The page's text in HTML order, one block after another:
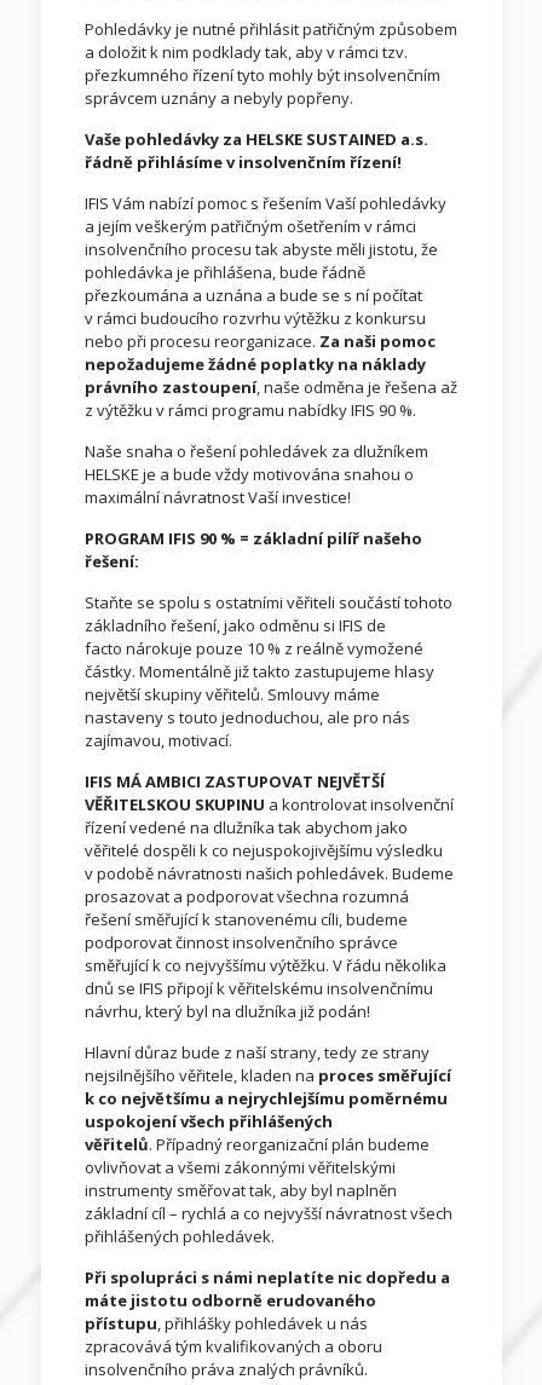
Pohledávky je nutné přihlásit patřičným způsobem
a doložit k nim podklady tak, aby v rámci tzv.
přezkumného řízení tyto mohly být insolvenčním
správcem uznány a nebyly popřeny.
Vaše pohledávky za HELSKE SUSTAINED a.s.
řádně přihlásíme v insolvenčním řízení!
IFIS Vám nabízí pomoc s řešením Vaší pohledávky
a jejím veškerým patřičným ošetřením v rámci
insolvenčního procesu tak abyste měli jistotu, že
pohledávka je přihlášena, bude řádně
přezkoumána a uznána a bude se s ní počítat
v rámci budoucího rozvrhu výtěžku z konkursu
nebo při procesu reorganizace. Za naši pomoc
nepožadujeme žádné poplatky na náklady
právního zastoupení, naše odměna je řešena až
z výtěžku v rámci programu nabídky IFIS 90 %.
Naše snaha o řešení pohledávek za dlužníkem
HELSKE je a bude vždy motivována snahou o
maximální návratnost Vaší investice!
PROGRAM IFIS 90 % = základní pilíř našeho
řešení:
Staňte se spolu s ostatními věřiteli součástí tohoto
základního řešení, jako odměnu si IFIS de
facto nárokuje pouze 10 % z reálně vymožené
částky. Momentálně již takto zastupujeme hlasy
největší skupiny věřitelů. Smlouvy máme
nastaveny s touto jednoduchou, ale pro nás
zajímavou, motivací.
IFIS MÁ AMBICI ZASTUPOVAT NEJVĚTŠÍ
VĚŘITELSKOU SKUPINU a kontrolovat insolvenční
řízení vedené na dlužníka tak abychom jako
věřitelé dospěli k co nejuspokojivějšímu výsledku
v podobě návratnosti našich pohledávek. Budeme
prosazovat a podporovat všechna rozumná
řešení směřující k stanovenému cíli, budeme
podporovat činnost insolvenčního správce
směřující k co nejvyššímu výtěžku. V řádu několika
dnů se IFIS připojí k věřitelskému insolvenčnímu
návrhu, který byl na dlužníka již podán!
Hlavní důraz bude z naší strany, tedy ze strany
nejsilnějšího věřitele, kladen na proces směřující
k co největšímu a nejrychlejšímu poměrnému
uspokojení všech přihlášených
věřitelů. Případný reorganizační plán budeme
ovlivňovat a všemi zákonnými věřitelskými
instrumenty směřovat tak, aby byl naplněn
základní cíl – rychlá a co nejvyšší návratnost všech
přihlášených pohledávek.
Při spolupráci s námi neplatíte nic dopředu a
máte jistotu odborně erudovaného
přístupu, přihlášky pohledávek u nás
zpracovává tým kvalifikovaných a oboru
insolvenčního práva znalých právníků.